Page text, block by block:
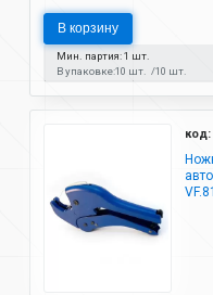
В корзину
Мин. партия: 1 шт.
В упаковке:10 шт. 10 шт.
код: